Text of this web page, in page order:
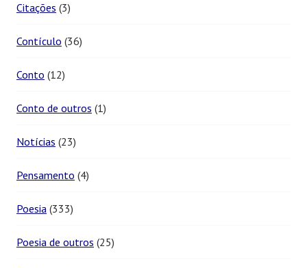
Citações (3)
Contículo (36)
Conto (12)
Conto de outros (1)
Notícias (23)
Pensamento (4)
Poesia (333)
Poesia de outros (25)